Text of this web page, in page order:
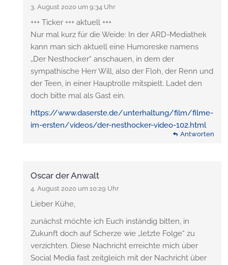
3. August 2020 um 9:34 Uhr
+++ Ticker +++ aktuell +++
Nur mal kurz für die Weide: In der ARD-Mediathek
kann man sich aktuell eine Humoreske namens
„Der Nesthocker“ anschauen, in dem der
sympathische Herr Will, also der Floh, der Renn und
der Teen, in einer Hauptrolle mitspielt. Ladet den
doch bitte mal als Gast ein.
https://www.daserste.de/unterhaltung/film/filme-
im-ersten/videos/der-nesthocker-video-102.html
Antworten
Oscar der Anwalt
4. August 2020 um 10:29 Uhr
Lieber Kühe,
zunächst möchte ich Euch inständig bitten, in
Zukunft doch auf Scherze wie „letzte Folge“ zu
verzichten. Diese Nachricht erreichte mich über
Social Media fast zeitgleich mit der Nachricht über